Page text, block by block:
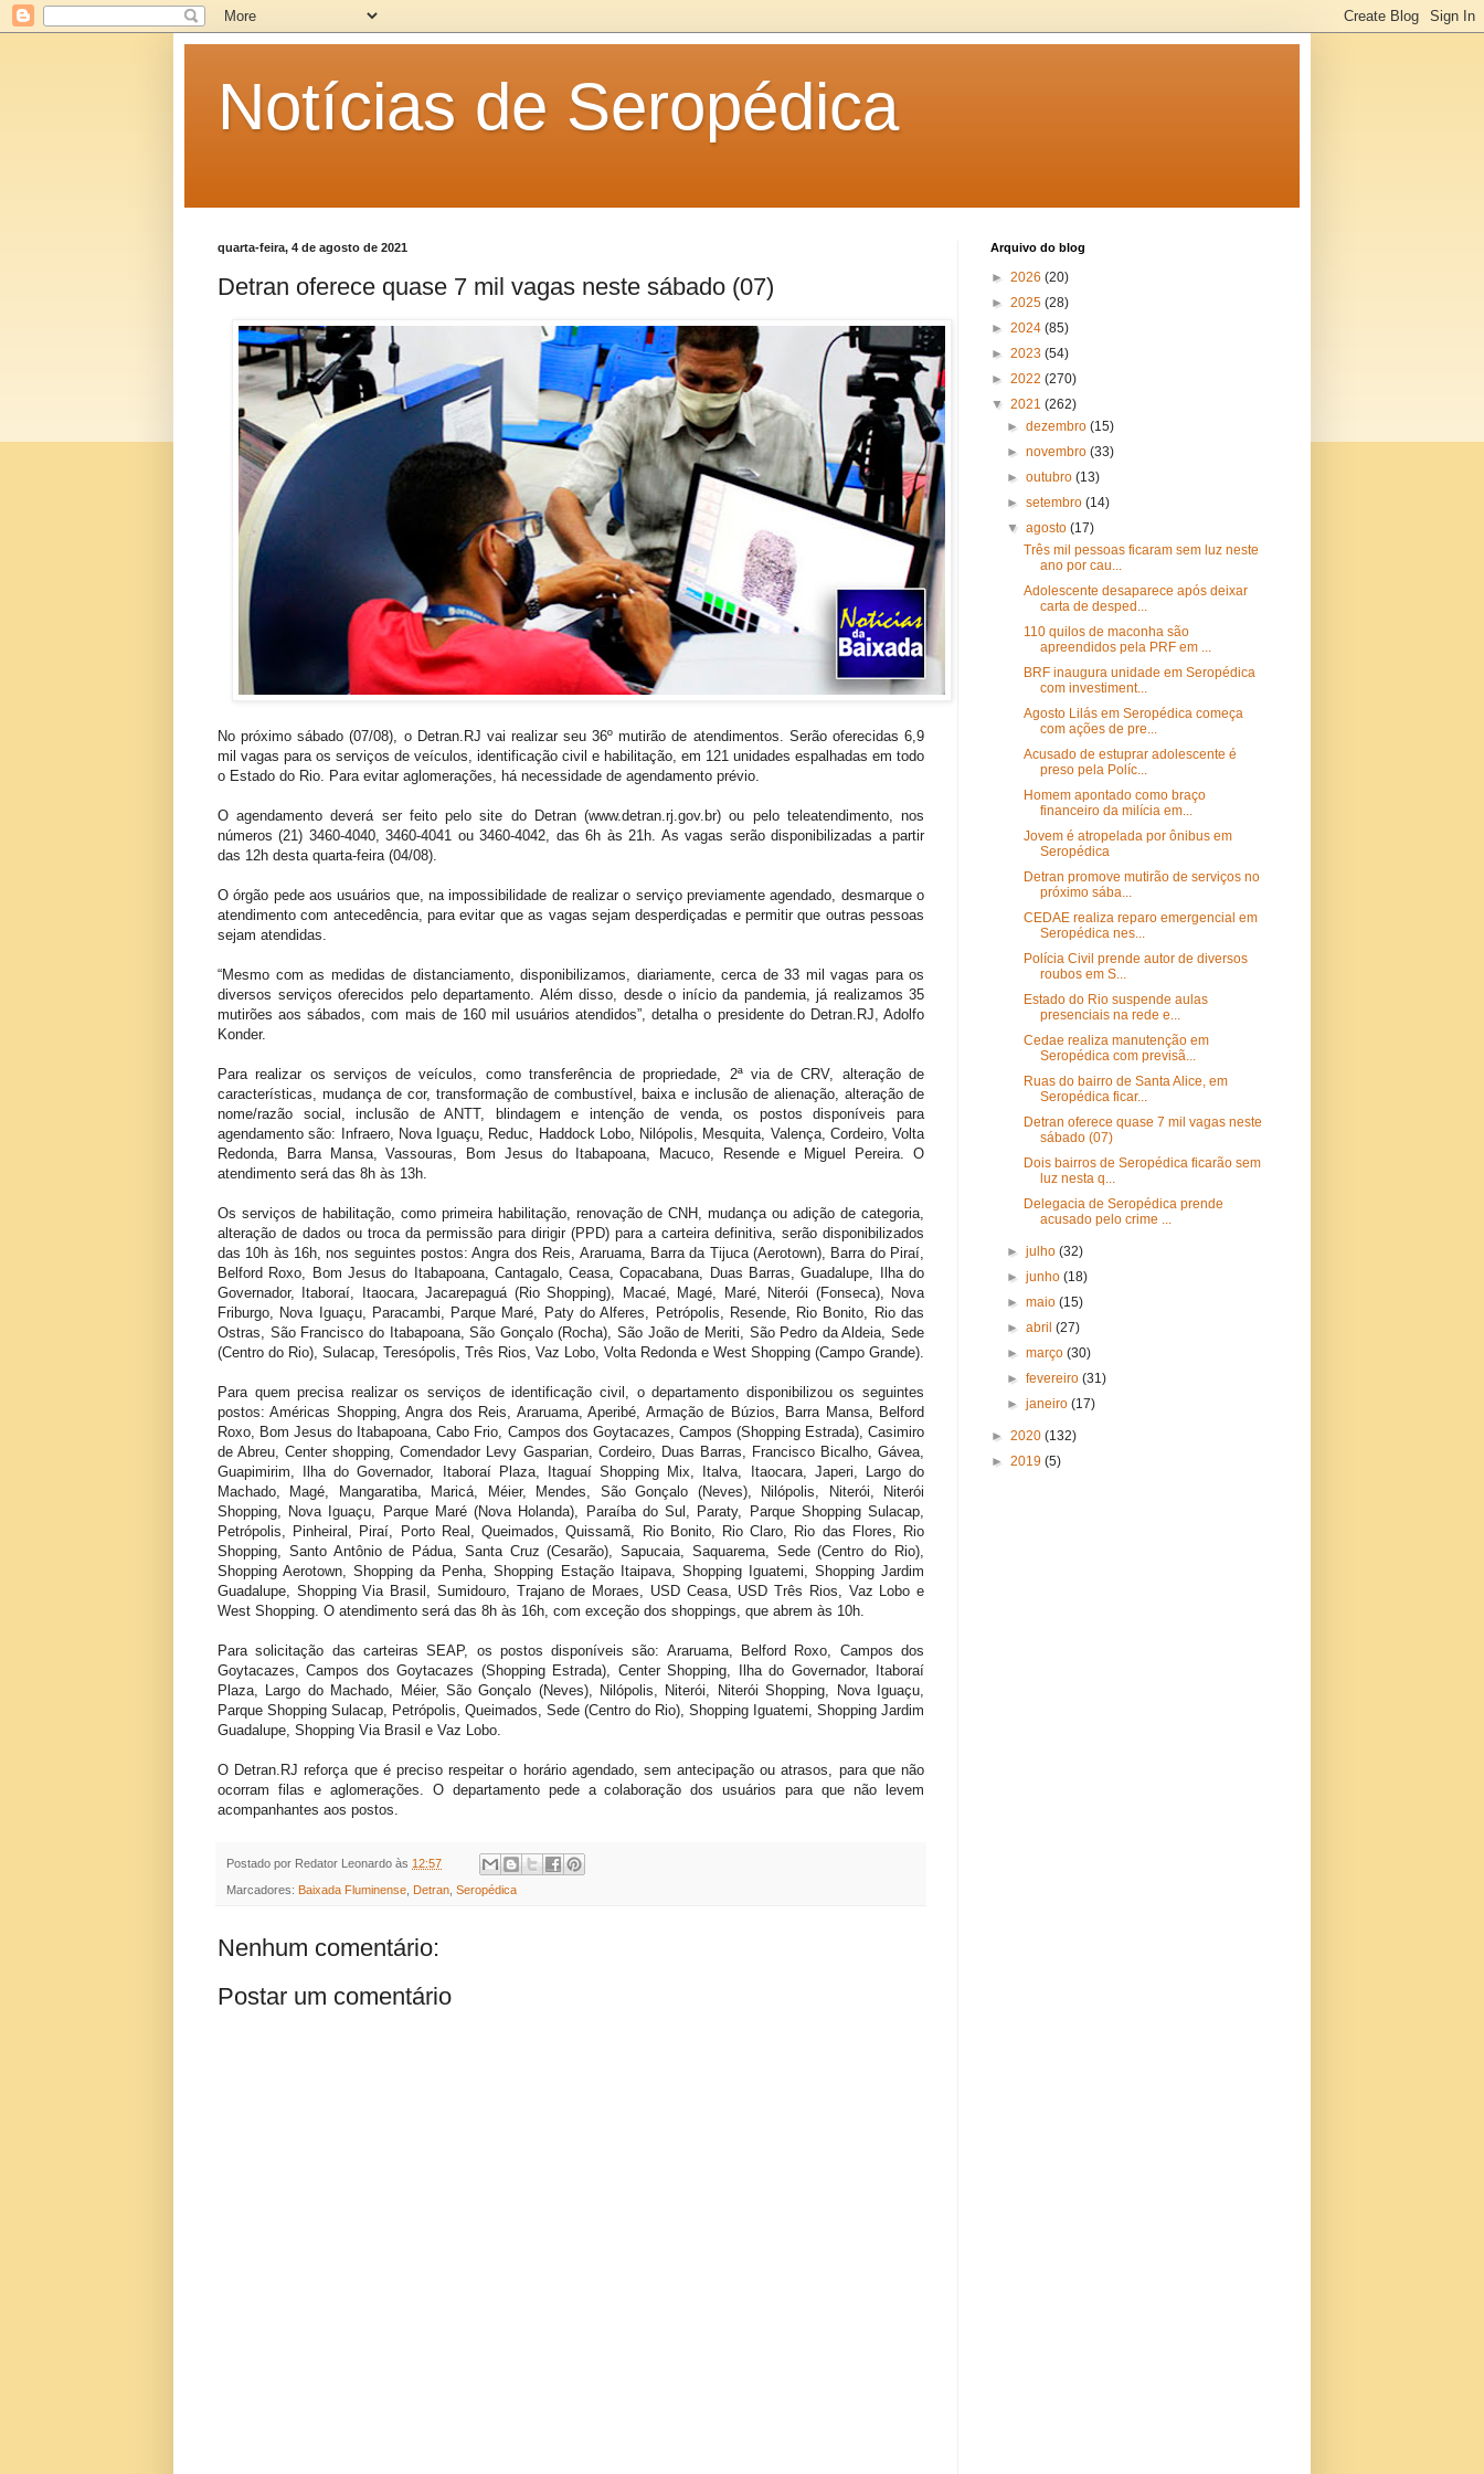
Notícias de Seropédica
quarta-feira, 4 de agosto de 2021
Detran oferece quase 7 mil vagas neste sábado (07)
No próximo sábado (07/08), o Detran.RJ vai realizar seu 36º mutirão de atendimentos. Serão oferecidas 6,9
mil vagas para os serviços de veículos, identificação civil e habilitação, em 121 unidades espalhadas em todo
o Estado do Rio. Para evitar aglomerações, há necessidade de agendamento prévio.
O agendamento deverá ser feito pelo site do Detran (www.detran.rj.gov.br) ou pelo teleatendimento, nos
números (21) 3460-4040, 3460-4041 ou 3460-4042, das 6h às 21h. As vagas serão disponibilizadas a partir
das 12h desta quarta-feira (04/08).
O órgão pede aos usuários que, na impossibilidade de realizar o serviço previamente agendado, desmarque o
atendimento com antecedência, para evitar que as vagas sejam desperdiçadas e permitir que outras pessoas
sejam atendidas.
“Mesmo com as medidas de distanciamento, disponibilizamos, diariamente, cerca de 33 mil vagas para os
diversos serviços oferecidos pelo departamento. Além disso, desde o início da pandemia, já realizamos 35
mutirões aos sábados, com mais de 160 mil usuários atendidos”, detalha o presidente do Detran.RJ, Adolfo
Konder.
Para realizar os serviços de veículos, como transferência de propriedade, 2ª via de CRV, alteração de
características, mudança de cor, transformação de combustível, baixa e inclusão de alienação, alteração de
nome/razão social, inclusão de ANTT, blindagem e intenção de venda, os postos disponíveis para
agendamento são: Infraero, Nova Iguaçu, Reduc, Haddock Lobo, Nilópolis, Mesquita, Valença, Cordeiro, Volta
Redonda, Barra Mansa, Vassouras, Bom Jesus do Itabapoana, Macuco, Resende e Miguel Pereira. O
atendimento será das 8h às 13h.
Os serviços de habilitação, como primeira habilitação, renovação de CNH, mudança ou adição de categoria,
alteração de dados ou troca da permissão para dirigir (PPD) para a carteira definitiva, serão disponibilizados
das 10h às 16h, nos seguintes postos: Angra dos Reis, Araruama, Barra da Tijuca (Aerotown), Barra do Piraí,
Belford Roxo, Bom Jesus do Itabapoana, Cantagalo, Ceasa, Copacabana, Duas Barras, Guadalupe, Ilha do
Governador, Itaboraí, Itaocara, Jacarepaguá (Rio Shopping), Macaé, Magé, Maré, Niterói (Fonseca), Nova
Friburgo, Nova Iguaçu, Paracambi, Parque Maré, Paty do Alferes, Petrópolis, Resende, Rio Bonito, Rio das
Ostras, São Francisco do Itabapoana, São Gonçalo (Rocha), São João de Meriti, São Pedro da Aldeia, Sede
(Centro do Rio), Sulacap, Teresópolis, Três Rios, Vaz Lobo, Volta Redonda e West Shopping (Campo Grande).
Para quem precisa realizar os serviços de identificação civil, o departamento disponibilizou os seguintes
postos: Américas Shopping, Angra dos Reis, Araruama, Aperibé, Armação de Búzios, Barra Mansa, Belford
Roxo, Bom Jesus do Itabapoana, Cabo Frio, Campos dos Goytacazes, Campos (Shopping Estrada), Casimiro
de Abreu, Center shopping, Comendador Levy Gasparian, Cordeiro, Duas Barras, Francisco Bicalho, Gávea,
Guapimirim, Ilha do Governador, Itaboraí Plaza, Itaguaí Shopping Mix, Italva, Itaocara, Japeri, Largo do
Machado, Magé, Mangaratiba, Maricá, Méier, Mendes, São Gonçalo (Neves), Nilópolis, Niterói, Niterói
Shopping, Nova Iguaçu, Parque Maré (Nova Holanda), Paraíba do Sul, Paraty, Parque Shopping Sulacap,
Petrópolis, Pinheiral, Piraí, Porto Real, Queimados, Quissamã, Rio Bonito, Rio Claro, Rio das Flores, Rio
Shopping, Santo Antônio de Pádua, Santa Cruz (Cesarão), Sapucaia, Saquarema, Sede (Centro do Rio),
Shopping Aerotown, Shopping da Penha, Shopping Estação Itaipava, Shopping Iguatemi, Shopping Jardim
Guadalupe, Shopping Via Brasil, Sumidouro, Trajano de Moraes, USD Ceasa, USD Três Rios, Vaz Lobo e
West Shopping. O atendimento será das 8h às 16h, com exceção dos shoppings, que abrem às 10h.
Para solicitação das carteiras SEAP, os postos disponíveis são: Araruama, Belford Roxo, Campos dos
Goytacazes, Campos dos Goytacazes (Shopping Estrada), Center Shopping, Ilha do Governador, Itaboraí
Plaza, Largo do Machado, Méier, São Gonçalo (Neves), Nilópolis, Niterói, Niterói Shopping, Nova Iguaçu,
Parque Shopping Sulacap, Petrópolis, Queimados, Sede (Centro do Rio), Shopping Iguatemi, Shopping Jardim
Guadalupe, Shopping Via Brasil e Vaz Lobo.
O Detran.RJ reforça que é preciso respeitar o horário agendado, sem antecipação ou atrasos, para que não
ocorram filas e aglomerações. O departamento pede a colaboração dos usuários para que não levem
acompanhantes aos postos.
Postado por Redator Leonardo às 12:57
Marcadores: Baixada Fluminense Detran Seropédica
Nenhum comentário:
Postar um comentário
Arquivo do blog
► 2026 (20)
► 2025 (28)
► 2024 (85)
► 2023 (54)
► 2022 (270)
▼ 2021 (262)
►dezembro(15)
►novembro(33)
►outubro(13)
►setembro(14)
▼agosto(17)
Três mil pessoas ficaram sem luz neste
ano por cau...
Adolescente desaparece após deixar
carta de desped...
110 quilos de maconha são
apreendidos pela PRF em ...
BRF inaugura unidade em Seropédica
com investiment...
Agosto Lilás em Seropédica começa
com ações de pre...
Acusado de estuprar adolescente é
preso pela Políc...
Homem apontado como braço
financeiro da milícia em...
Jovem é atropelada por ônibus em
Seropédica
Detran promove mutirão de serviços no
próximo sába...
CEDAE realiza reparo emergencial em
Seropédica nes...
Polícia Civil prende autor de diversos
roubos em S...
Estado do Rio suspende aulas
presenciais na rede e...
Cedae realiza manutenção em
Seropédica com previsã...
Ruas do bairro de Santa Alice, em
Seropédica ficar...
Detran oferece quase 7 mil vagas neste
sábado (07)
Dois bairros de Seropédica ficarão sem
luz nesta q...
Delegacia de Seropédica prende
acusado pelo crime ...
►julho(32)
►junho(18)
►maio(15)
►abril(27)
►março(30)
►fevereiro(31)
►janeiro(17)
► 2020 (132)
► 2019 (5)